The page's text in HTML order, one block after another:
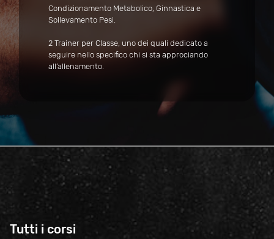
Condizionamento Metabolico, Ginnastica e
Sollevamento Pesi.
2 Trainer per Classe, uno dei quali dedicato a
seguire nello specifico chi si sta approciando
all’allenamento.
Tutti i corsi